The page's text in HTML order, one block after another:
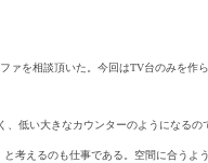
ァを相談頂いた。今回はTV台のみを作
低い大きなカウンターのようになるの
考えるのも仕事である。空間に合うよ